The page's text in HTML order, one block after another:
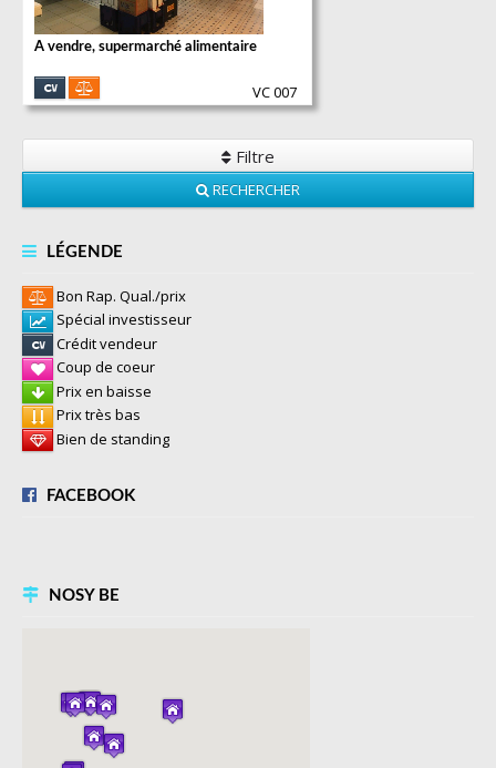
A vendre, supermarché alimentaire
VC 007
Filtre
RECHERCHER
LÉGENDE
Bon Rap. Qual./prix
Spécial investisseur
Crédit vendeur
Coup de coeur
Prix en baisse
Prix très bas
Bien de standing
FACEBOOK
NOSY BE